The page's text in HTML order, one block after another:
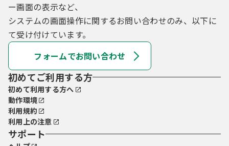
ー画面の表示など、
システムの画面操作に関するお問い合わせのみ、以下に
て受け付けています。
フォームでお問い合わせ
初めてご利用する方
初めて利用する方へ
動作環境
利用規約
利用上の注意
サポート